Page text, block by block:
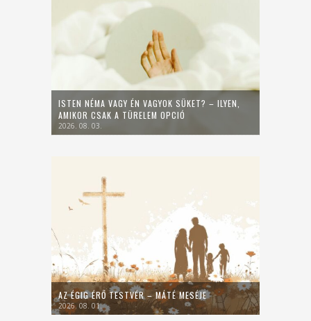
ISTEN NÉMA VAGY ÉN VAGYOK SÜKET? – ILYEN,
AMIKOR CSAK A TÜRELEM OPCIÓ
2026. 08. 03.
AZ ÉGIG ÉRŐ TESTVÉR – MÁTÉ MESÉJE
2026. 08. 01.